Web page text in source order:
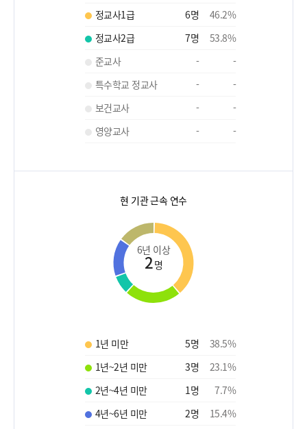
정교사1급
6명 46.2%
정교사2급
7명 53.8%
준교사
-
-
특수학교 정교사
-
-
보건교사
-
-
영양교사
- -
현 기관 근속 연수
6년 이상
2명
1년 미만 5명 38.5%
1년~2년 미만
3명 23.1%
2년~4년 미만
1명 7.7%
4년~6년 미만
2명 15.4%